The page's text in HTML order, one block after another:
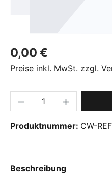
Regulärer Preis:
0,00 €
Preise inkl. MwSt. zzgl.
Produkt Anzahl:
Produktnummer: CW-
Beschreibung